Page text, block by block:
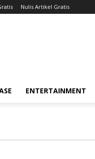
Nulis Artikel Gratis
ENTERTAINMENT